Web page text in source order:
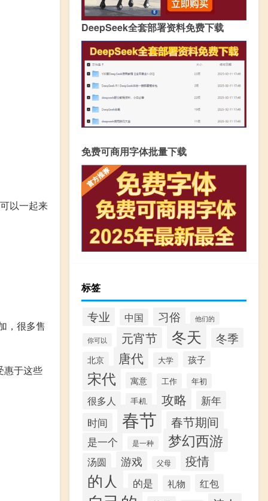
以一起来
，很多售
惠于这些
DeepSeek全套部署资料免费下载
免费可商用字体批量下载
标签
专业 中国 习俗 他们的
你可以 元宵节 冬天 冬季
北京 唐代 大学 孩子
宋代 寓意 工作 年初
很多人 手机 攻略
新年
时间
春节 春节期间
是一个 是一种 梦幻西游
汤圆 游戏 父母 疫情
的人 的是 礼物 红包